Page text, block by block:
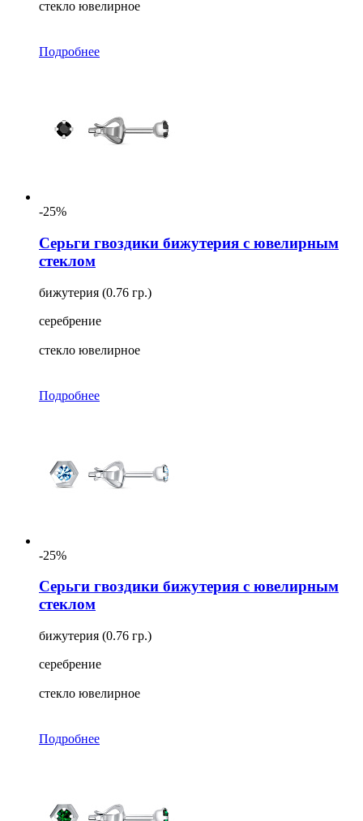
стекло ювелирное
Подробнее
-25%
Серьги гвоздики бижутерия с ювелирным
стеклом
бижутерия (0.76 гр.)
серебрение
стекло ювелирное
Подробнее
-25%
Серьги гвоздики бижутерия с ювелирным
стеклом
бижутерия (0.76 гр.)
серебрение
стекло ювелирное
Подробнее